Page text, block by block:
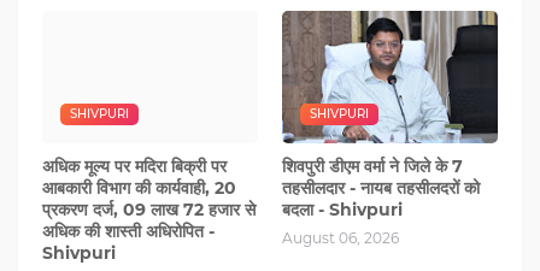
SHIVPURI
अधिक मूल्य पर मदिरा बिक्री पर
आबकारी विभाग की कार्यवाही, 20
प्रकरण दर्ज, 09 लाख 72 हजार से
अधिक की शास्ती अधिरोपित -
Shivpuri
SHIVPURI
शिवपुरी डीएम वर्मा ने जिले के 7
तहसीलदार - नायब तहसीलदरों को
बदला - Shivpuri
August 06, 2026